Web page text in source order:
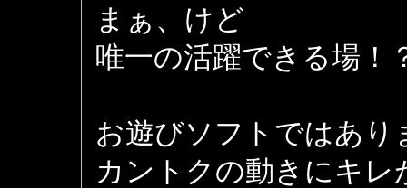
まぁ、けど
唯一の活躍できる場！
お遊びソフトではあり
カントクの動きにキ